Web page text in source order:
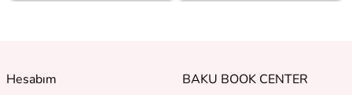
Hesabım
BAKU BOOK CENTER